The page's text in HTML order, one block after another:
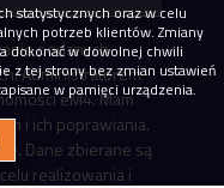
podanych
Administratorem
eM4. Mam
i ich poprawiania.
Dane zbierane są
realizowania i
statystycznych oraz w celu
potrzeb klientów. Zmiany
dokonać w dowolnej chwili
z tej strony bez zmian ustawień
w pamięci urządzenia.